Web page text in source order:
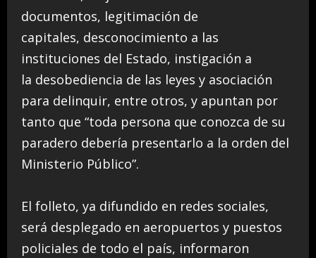
documentos, legitimación de
capitales, desconocimiento a las
instituciones del Estado, instigación a
la desobediencia de las leyes y asociación
para delinquir, entre otros, y apuntan por
tanto que “toda persona que conozca de su
paradero debería presentarlo a la orden del
Ministerio Público”.
El folleto, ya difundido en redes sociales,
será desplegado en aeropuertos y puestos
policiales de todo el país, informaron